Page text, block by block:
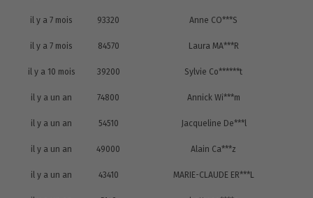
il y a 7 mois 93320 Anne CO***S
il y a 7 mois 84570 Laura MA***R
il y a 10 mois 39200 Sylvie Co******t
il y a un an 74800 Annick Wi***m
il y a un an 54510 Jacqueline De***l
il y a un an 49000 Alain Ca***z
il y a un an 43410 MARIE-CLAUDE ER***L